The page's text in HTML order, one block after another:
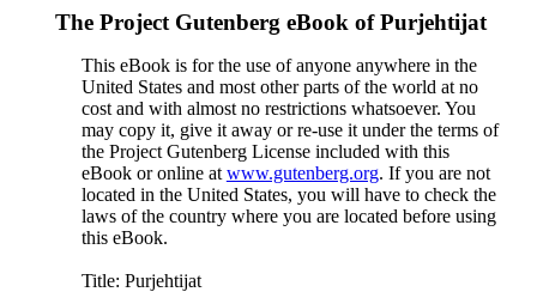
The Project Gutenberg eBook ofPurjehtijat
This eBook is for the use of anyone anywhere in the
United States and most other parts of the world at no
cost and with almost no restrictions whatsoever. You
may copy it, give it away or re-use it under the terms of
the Project Gutenberg License included with this
eBook or online at www.gutenberg.org. If you are not
located in the United States, you will have to check the
laws of the country where you are located before using
this eBook.
Title: Purjehtijat